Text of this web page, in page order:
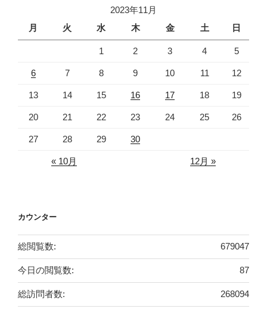
2023年11月
月
火 水 木 金 土 日
1 2 3 4 5
6 7 8 9 10 11 12
13 14 15 16 17 18 19
20 21 22 23 24 25 26
27 28 29 30
« 10月 12月 »
カウンター
679047
総閲覧数:
87
今日の閲覧数:
268094
総訪問者数: